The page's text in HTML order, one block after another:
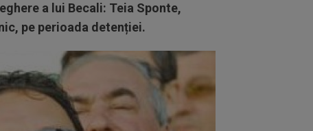
a lui Becali: Teia Sponte,
pe perioada detenției.